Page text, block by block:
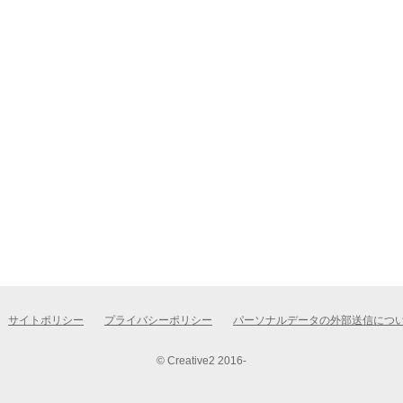
サイトポリシー プライバシーポリシー パーソナルデータの外部送信につ
© Creative2 2016-